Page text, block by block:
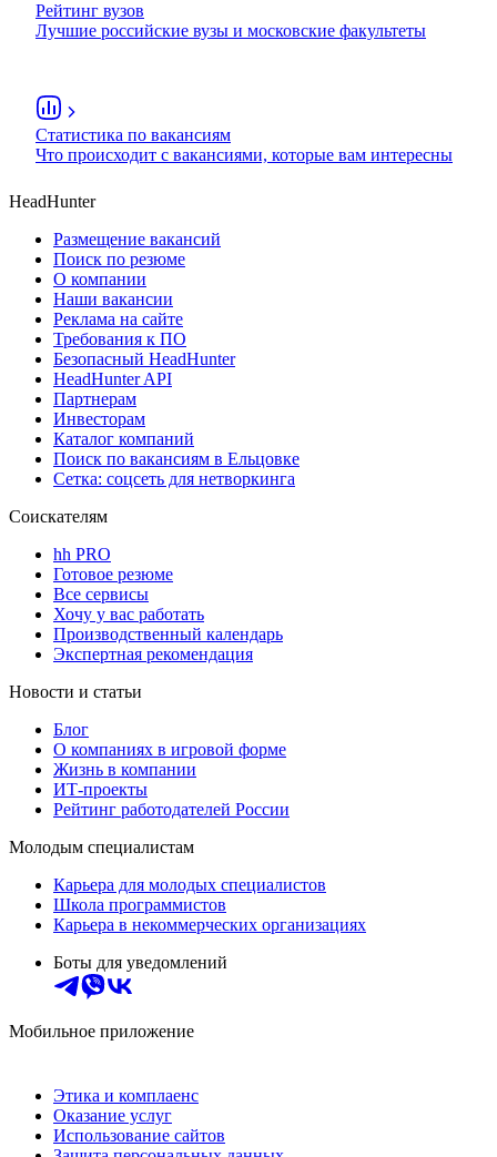
Рейтинг вузов
Лучшие российские вузы и московские факультеты
Статистика по вакансиям
Что происходит с вакансиями, которые вам интересны
HeadHunter
Размещение вакансий
Поиск по резюме
О компании
Наши вакансии
Реклама на сайте
Требования к ПО
Безопасный HeadHunter
HeadHunter API
Партнерам
Инвесторам
Каталог компаний
Поиск по вакансиям в Ельцовке
Сетка: соцсеть для нетворкинга
Соискателям
hh PRO
Готовое резюме
Все сервисы
Хочу у вас работать
Производственный календарь
Экспертная рекомендация
Новости и статьи
Блог
О компаниях в игровой форме
Жизнь в компании
ИТ-проекты
Рейтинг работодателей России
Молодым специалистам
Карьера для молодых специалистов
Школа программистов
Карьера в некоммерческих организациях
Боты для уведомлений
Мобильное приложение
Этика и комплаенс
Оказание услуг
Использование сайтов